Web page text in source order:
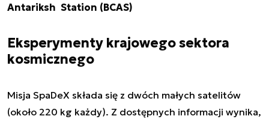
Antariksh Station (BCAS)
Eksperymenty krajowego sektora
kosmicznego
Misja SpaDeX składa się z dwóch małych satelitów
(około 220 kg każdy). Z dostępnych informacji wynika,